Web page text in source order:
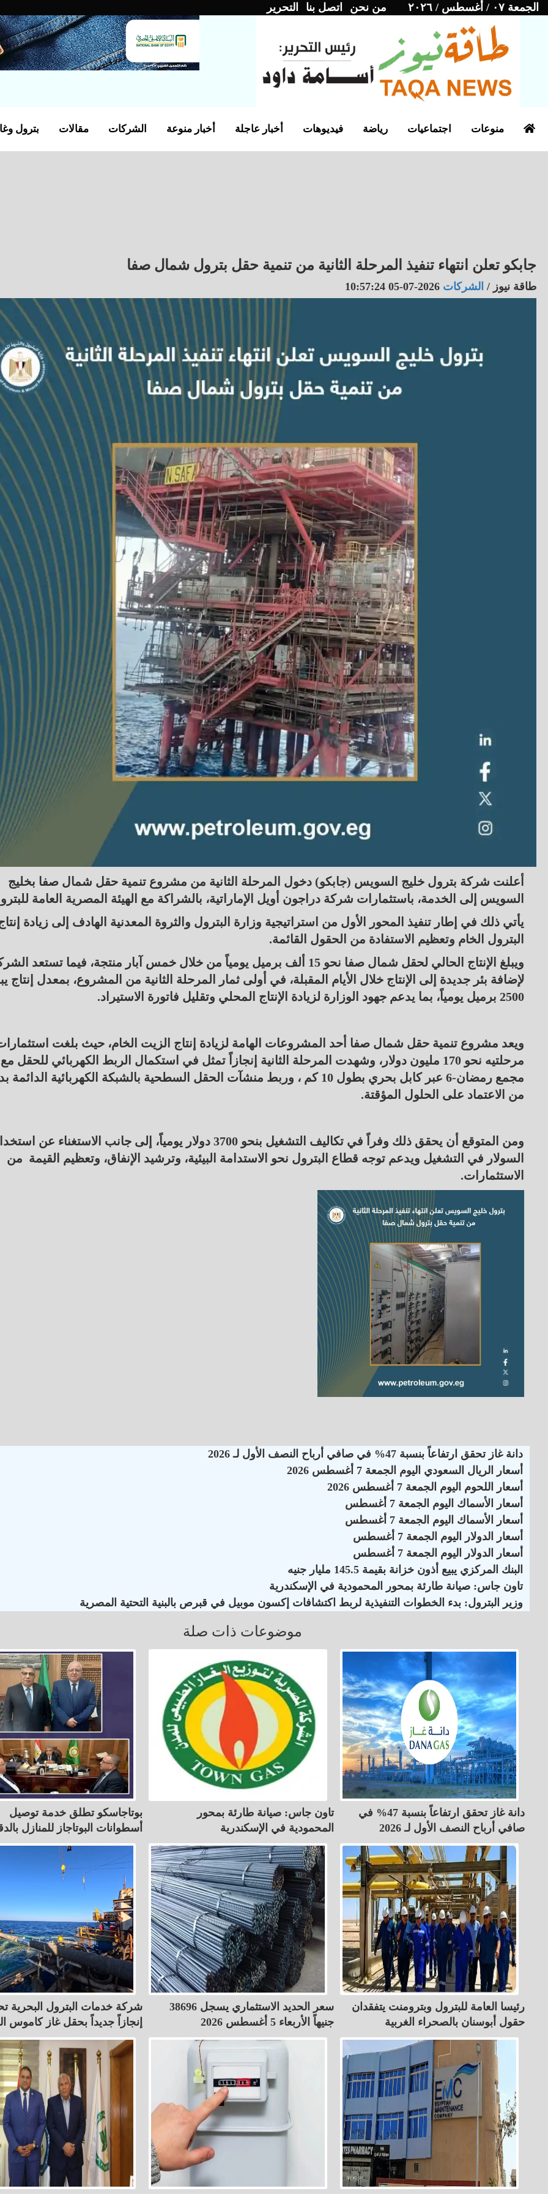
الجمعة ٠٧ / أغسطس / ٢٠٢٦ من نحن اتصل بنا التحرير
بترول مقالات الشركات أخبار منوعة أخبار عاجلة فيديوهات رياضة اجتماعيات منوعات
جابكو تعلن انتهاء تنفيذ المرحلة الثانية من تنمية حقل بترول شمال صفا
طاقة نيوز / الشركات2026-07-05 10:57:24
أعلنت شركة بترول خليج السويس (جابكو) دخول المرحلة الثانية من مشروع تنمية حقل شمال صفا بخليج
السويس إلى الخدمة، باستثمارات شركة دراجون أويل الإماراتية، بالشراكة مع الهيئة المصرية العامة
يأتي ذلك في إطار تنفيذ المحور الأول من استراتيجية وزارة البترول والثروة المعدنية الهادف إلى زيادة
البترول الخام وتعظيم الاستفادة من الحقول القائمة.
ويبلغ الإنتاج الحالي لحقل شمال صفا نحو 15 ألف برميل يومياً من خلال خمس آبار منتجة، فيما تستعد
لإضافة بئر جديدة إلى الإنتاج خلال الأيام المقبلة، في أولى ثمار المرحلة الثانية من المشروع، بمعدل إنتاج
2500 برميل يومياً، بما يدعم جهود الوزارة لزيادة الإنتاج المحلي وتقليل فاتورة الاستيراد.
ويعد مشروع تنمية حقل شمال صفا أحد المشروعات الهامة لزيادة إنتاج الزيت الخام، حيث بلغت
مرحلتيه نحو 170 مليون دولار، وشهدت المرحلة الثانية إنجازاً تمثل في استكمال الربط الكهربائي للحقل مع
مجمع رمضان-6 عبر كابل بحري بطول 10 كم ، وربط منشآت الحقل السطحية بالشبكة الكهربائية الدائمة
من الاعتماد على الحلول المؤقتة.
ومن المتوقع أن يحقق ذلك وفراً في تكاليف التشغيل بنحو 3700 دولار يومياً، إلى جانب الاستغناء عن
السولار في التشغيل ويدعم توجه قطاع البترول نحو الاستدامة البيئية، وترشيد الإنفاق، وتعظيم القيمة من
الاستثمارات.
دانة غاز تحقق ارتفاعاً بنسبة 47% في صافي أرباح النصف الأول لـ 2026
أسعار الريال السعودي اليوم الجمعة 7 أغسطس 2026
أسعار اللحوم اليوم الجمعة 7 أغسطس 2026
أسعار الأسماك اليوم الجمعة 7 أغسطس
أسعار الأسماك اليوم الجمعة 7 أغسطس
أسعار الدولار اليوم الجمعة 7 أغسطس
أسعار الدولار اليوم الجمعة 7 أغسطس
البنك المركزي يبيع أذون خزانة بقيمة 145.5 مليار جنيه
تاون جاس: صيانة طارئة بمحور المحمودية في الإسكندرية
وزير البترول: بدء الخطوات التنفيذية لربط اكتشافات إكسون موبيل في قبرص بالبنية التحتية المصرية
موضوعات ذات صلة
دانة غاز تحقق ارتفاعاً بنسبة 47% في
صافي أرباح النصف الأول لـ 2026
تاون جاس: صيانة طارئة بمحور
المحمودية في الإسكندرية
بوتاجاسكو تطلق خدمة توصيل
أسطوانات البوتاجاز للمنازل
رئيسا العامة للبترول وبترومنت يتفقدان
حقول أبوسنان بالصحراء الغربية
سعر الحديد الاستثماري يسجل 38696
جنيهاً الأربعاء 5 أغسطس 2026
شركة خدمات البترول البحرية
إنجازاً جديداً بحقل غاز كاموس